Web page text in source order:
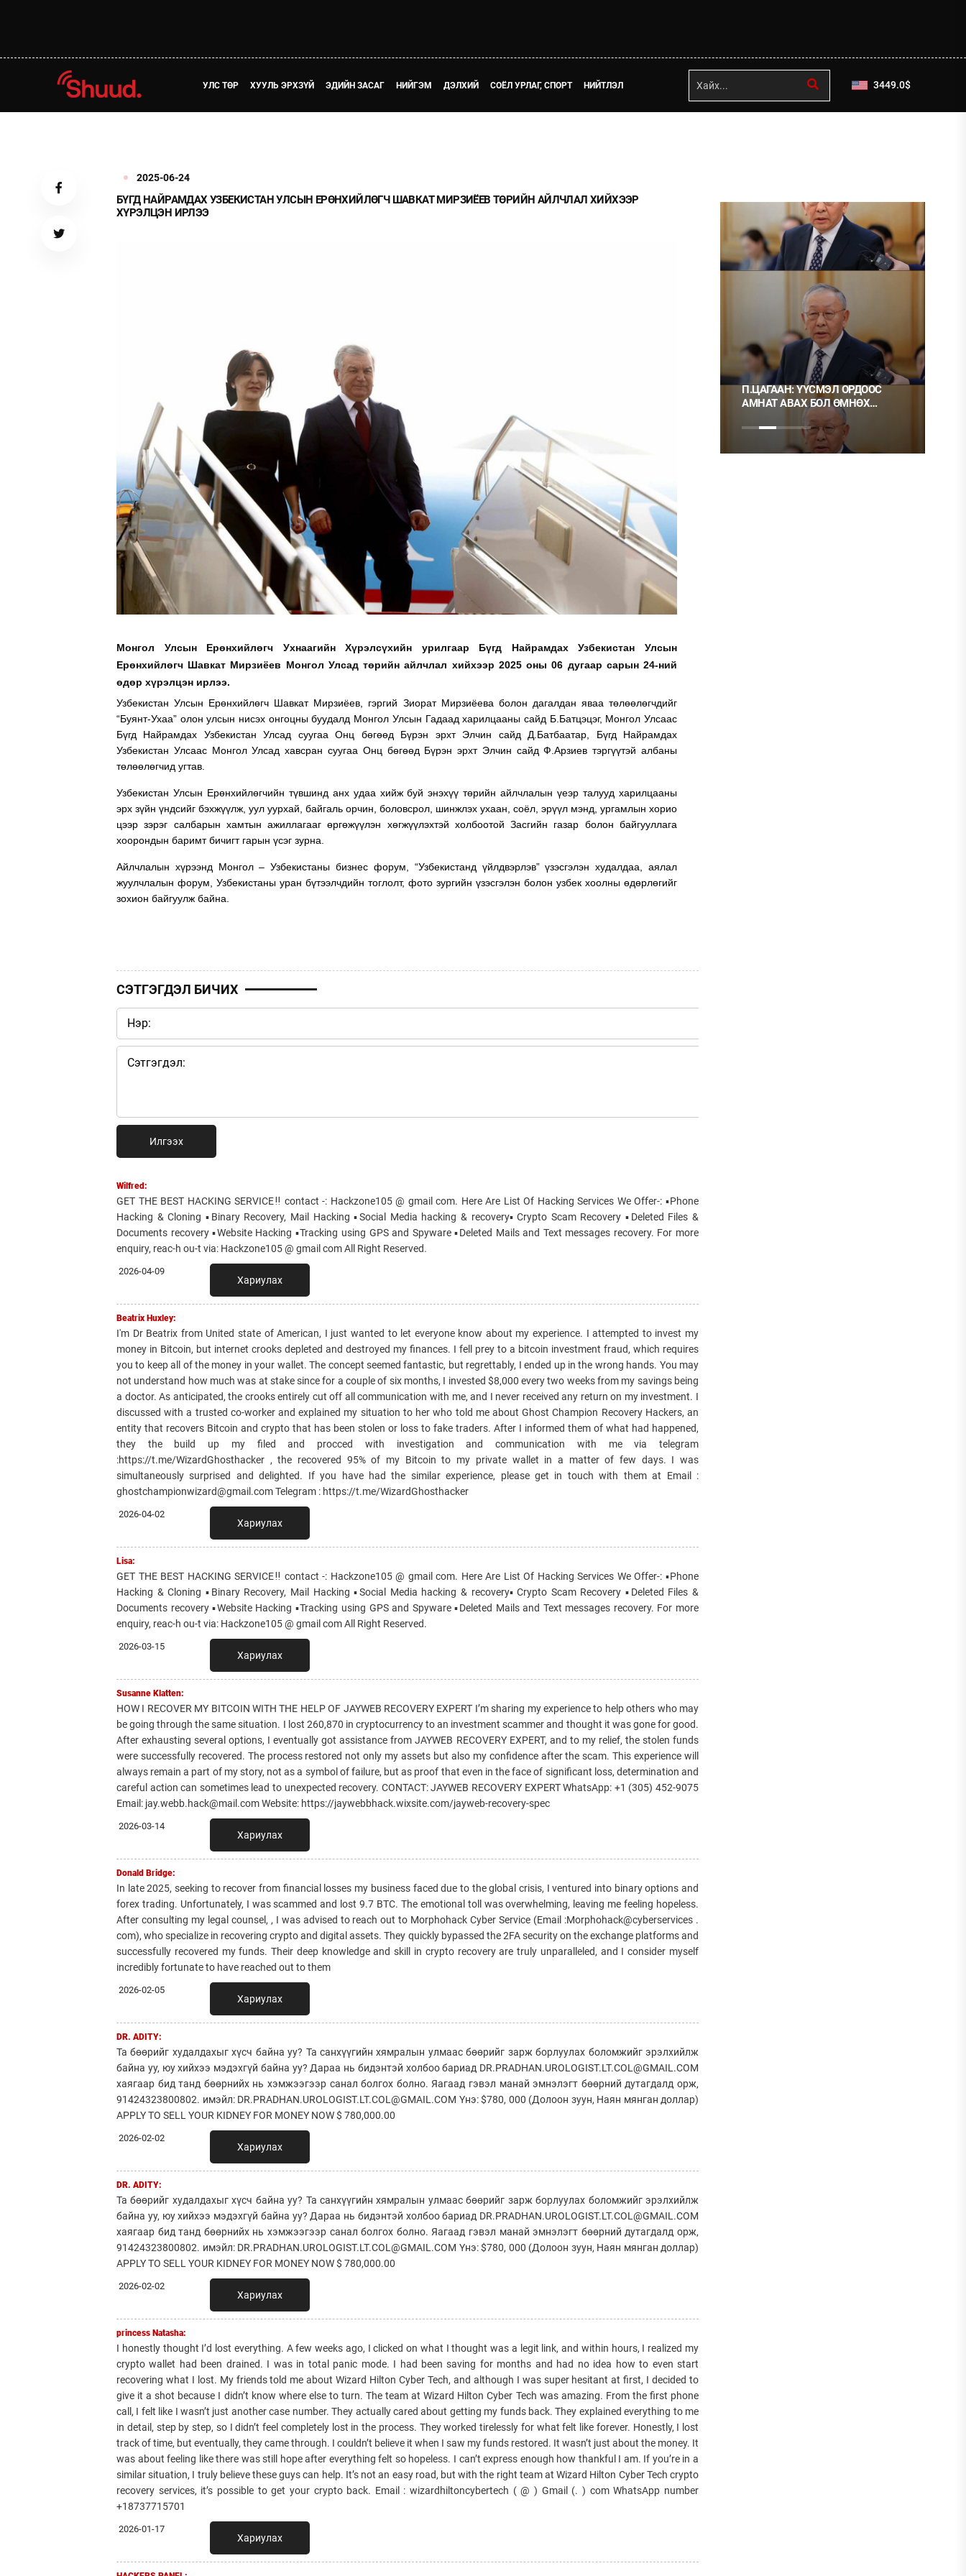
УЛС ТӨР ХУУЛЬ ЭРХЗҮЙ ЭДИЙН ЗАСАГ НИЙГЭМ ДЭЛХИЙ СОЁЛ УРЛАГ, СПОРТ НИЙТЛЭЛ 3449.0$
2025-06-24
БҮГД НАЙРАМДАХ УЗБЕКИСТАН УЛСЫН ЕРӨНХИЙЛӨГЧ ШАВКАТ МИРЗИЁЕВ ТӨРИЙН АЙЛЧЛАЛ ХИЙХЭЭР
ХҮРЭЛЦЭН ИРЛЭЭ
Монгол Улсын Ерөнхийлөгч Ухнаагийн Хүрэлсүхийн урилгаар Бүгд Найрамдах Узбекистан Улсын
Ерөнхийлөгч Шавкат Мирзиёев Монгол Улсад төрийн айлчлал хийхээр 2025 оны 06 дугаар сарын 24-ний
өдөр хүрэлцэн ирлээ.
Узбекистан Улсын Ерөнхийлөгч Шавкат Мирзиёев, гэргий Зиорат Мирзиёева болон дагалдан яваа төлөөлөгчдийг
“Буянт-Ухаа” олон улсын нисэх онгоцны буудалд Монгол Улсын Гадаад харилцааны сайд Б.Батцэцэг, Монгол Улсаас
Бүгд Найрамдах Узбекистан Улсад суугаа Онц бөгөөд Бүрэн эрхт Элчин сайд Д.Батбаатар, Бүгд Найрамдах
Узбекистан Улсаас Монгол Улсад хавсран суугаа Онц бөгөөд Бүрэн эрхт Элчин сайд Ф.Арзиев тэргүүтэй албаны
төлөөлөгчид угтав.
Узбекистан Улсын Ерөнхийлөгчийн түвшинд анх удаа хийж буй энэхүү төрийн айлчлалын үеэр талууд харилцааны
эрх зүйн үндсийг бэхжүүлж, уул уурхай, байгаль орчин, боловсрол, шинжлэх ухаан, соёл, эрүүл мэнд, ургамлын хорио
цээр зэрэг салбарын хамтын ажиллагааг өргөжүүлэн хөгжүүлэхтэй холбоотой Засгийн газар болон байгууллага
хоорондын баримт бичигт гарын үсэг зурна.
Айлчлалын хүрээнд Монгол – Узбекистаны бизнес форум, “Узбекистанд үйлдвэрлэв” үзэсгэлэн худалдаа, аялал
жуулчлалын форум, Узбекистаны уран бүтээлчдийн тоглолт, фото зургийн үзэсгэлэн болон узбек хоолны өдөрлөгийг
зохион байгуулж байна.
СЭТГЭГДЭЛ БИЧИХ
Илгээх
Wilfred:
GET THE BEST HACKING SERVICE‼️ contact -: Hackzone105 @ gmail com. Here Are List Of Hacking Services We Offer-: ▪️Phone
Hacking & Cloning ▪️Binary Recovery, Mail Hacking ▪️Social Media hacking & recovery▪️Crypto Scam Recovery ▪️Deleted Files &
Documents recovery ▪️Website Hacking ▪️Tracking using GPS and Spyware ▪️Deleted Mails and Text messages recovery. For more
enquiry, reac-h ou-t via: Hackzone105 @ gmail com All Right Reserved.
2026-04-09
Хариулах
Beatrix Huxley:
I'm Dr Beatrix from United state of American, I just wanted to let everyone know about my experience. I attempted to invest my
money in Bitcoin, but internet crooks depleted and destroyed my finances. I fell prey to a bitcoin investment fraud, which requires
you to keep all of the money in your wallet. The concept seemed fantastic, but regrettably, I ended up in the wrong hands. You may
not understand how much was at stake since for a couple of six months, I invested $8,000 every two weeks from my savings being
a doctor. As anticipated, the crooks entirely cut off all communication with me, and I never received any return on my investment. I
discussed with a trusted co-worker and explained my situation to her who told me about Ghost Champion Recovery Hackers, an
entity that recovers Bitcoin and crypto that has been stolen or loss to fake traders. After I informed them of what had happened,
they the build up my filed and procced with investigation and communication with me via telegram
:https://t.me/WizardGhosthacker , the recovered 95% of my Bitcoin to my private wallet in a matter of few days. I was
simultaneously surprised and delighted. If you have had the similar experience, please get in touch with them at Email :
ghostchampionwizard@gmail.com Telegram : https://t.me/WizardGhosthacker
2026-04-02
Хариулах
Lisa:
GET THE BEST HACKING SERVICE‼️ contact -: Hackzone105 @ gmail com. Here Are List Of Hacking Services We Offer-: ▪️Phone
Hacking & Cloning ▪️Binary Recovery, Mail Hacking ▪️Social Media hacking & recovery▪️Crypto Scam Recovery ▪️Deleted Files &
Documents recovery ▪️Website Hacking ▪️Tracking using GPS and Spyware ▪️Deleted Mails and Text messages recovery. For more
enquiry, reac-h ou-t via: Hackzone105 @ gmail com All Right Reserved.
2026-03-15
Хариулах
Susanne Klatten:
HOW I RECOVER MY BITCOIN WITH THE HELP OF JAYWEB RECOVERY EXPERT I’m sharing my experience to help others who may
be going through the same situation. I lost 260,870 in cryptocurrency to an investment scammer and thought it was gone for good.
After exhausting several options, I eventually got assistance from JAYWEB RECOVERY EXPERT, and to my relief, the stolen funds
were successfully recovered. The process restored not only my assets but also my confidence after the scam. This experience will
always remain a part of my story, not as a symbol of failure, but as proof that even in the face of significant loss, determination and
careful action can sometimes lead to unexpected recovery. CONTACT: JAYWEB RECOVERY EXPERT WhatsApp: +1 (305) 452-9075
Email: jay.webb.hack@mail.com Website: https://jaywebbhack.wixsite.com/jayweb-recovery-spec
2026-03-14
Хариулах
Donald Bridge:
In late 2025, seeking to recover from financial losses my business faced due to the global crisis, I ventured into binary options and
forex trading. Unfortunately, I was scammed and lost 9.7 BTC. The emotional toll was overwhelming, leaving me feeling hopeless.
After consulting my legal counsel, , I was advised to reach out to Morphohack Cyber Service (Email :Morphohack@cyberservices .
com), who specialize in recovering crypto and digital assets. They quickly bypassed the 2FA security on the exchange platforms and
successfully recovered my funds. Their deep knowledge and skill in crypto recovery are truly unparalleled, and I consider myself
incredibly fortunate to have reached out to them
2026-02-05
Хариулах
DR. ADITY:
Та бөөрийг худалдахыг хүсч байна уу? Та санхүүгийн хямралын улмаас бөөрийг зарж борлуулах боломжийг эрэлхийлж
байна уу, юу хийхээ мэдэхгүй байна уу? Дараа нь бидэнтэй холбоо бариад DR.PRADHAN.UROLOGIST.LT.COL@GMAIL.COM
хаягаар бид танд бөөрнийх нь хэмжээгээр санал болгох болно. Яагаад гэвэл манай эмнэлэгт бөөрний дутагдалд орж,
91424323800802. имэйл: DR.PRADHAN.UROLOGIST.LT.COL@GMAIL.COM Yнэ: $780, 000 (Долоон зуун, Наян мянган доллар)
APPLY TO SELL YOUR KIDNEY FOR MONEY NOW $ 780,000.00
2026-02-02
Хариулах
DR. ADITY:
Та бөөрийг худалдахыг хүсч байна уу? Та санхүүгийн хямралын улмаас бөөрийг зарж борлуулах боломжийг эрэлхийлж
байна уу, юу хийхээ мэдэхгүй байна уу? Дараа нь бидэнтэй холбоо бариад DR.PRADHAN.UROLOGIST.LT.COL@GMAIL.COM
хаягаар бид танд бөөрнийх нь хэмжээгээр санал болгох болно. Яагаад гэвэл манай эмнэлэгт бөөрний дутагдалд орж,
91424323800802. имэйл: DR.PRADHAN.UROLOGIST.LT.COL@GMAIL.COM Yнэ: $780, 000 (Долоон зуун, Наян мянган доллар)
APPLY TO SELL YOUR KIDNEY FOR MONEY NOW $ 780,000.00
2026-02-02
Хариулах
princess Natasha:
I honestly thought I’d lost everything. A few weeks ago, I clicked on what I thought was a legit link, and within hours, I realized my
crypto wallet had been drained. I was in total panic mode. I had been saving for months and had no idea how to even start
recovering what I lost. My friends told me about Wizard Hilton Cyber Tech, and although I was super hesitant at first, I decided to
give it a shot because I didn’t know where else to turn. The team at Wizard Hilton Cyber Tech was amazing. From the first phone
call, I felt like I wasn’t just another case number. They actually cared about getting my funds back. They explained everything to me
in detail, step by step, so I didn’t feel completely lost in the process. They worked tirelessly for what felt like forever. Honestly, I lost
track of time, but eventually, they came through. I couldn’t believe it when I saw my funds restored. It wasn’t just about the money. It
was about feeling like there was still hope after everything felt so hopeless. I can’t express enough how thankful I am. If you’re in a
similar situation, I truly believe these guys can help. It’s not an easy road, but with the right team at Wizard Hilton Cyber Tech crypto
recovery services, it’s possible to get your crypto back. Email : wizardhiltoncybertech ( @ ) Gmail (. ) com WhatsApp number
+18737715701
2026-01-17
Хариулах
ТӨЛӨӨЛӨГЧИЙН ГАЗАРТ
ОРЛОГО ШИЛЖҮҮЛСЭН БОЛ 20
ХУВИАР ТАТВАР СУУТГАНА
П.ЦАГААН: ҮҮСМЭЛ ОРДООС
АМНАТ АВАХ БОЛ ӨМНӨХ
ШИГЭЭ ТУСГАЙ
ЗӨВШӨӨРӨЛТЭЙ БОЛГОХ
ХЭРЭГТЭЙ